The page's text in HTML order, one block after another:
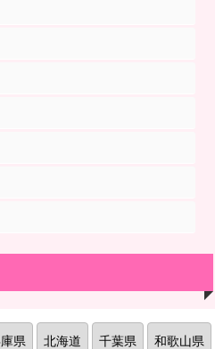
県 北海道 千葉県 和歌山県